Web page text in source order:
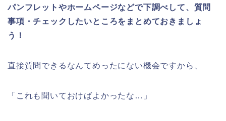
パンフレットやホームページなどで下調べして、質問
事項・チェックしたいところをまとめておきましょ
う！
直接質問できるなんてめったにない機会ですから、
「これも聞いておけばよかったな…」